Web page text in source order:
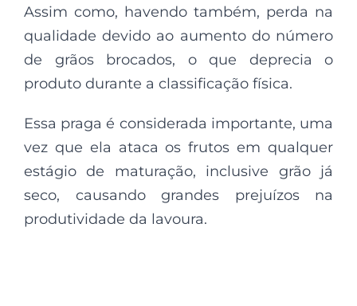
Assim como, havendo também, perda na
qualidade devido ao aumento do número
de grãos brocados, o que deprecia o
produto durante a classificação física.
Essa praga é considerada importante, uma
vez que ela ataca os frutos em qualquer
estágio de maturação, inclusive grão já
seco, causando grandes prejuízos na
produtividade da lavoura.